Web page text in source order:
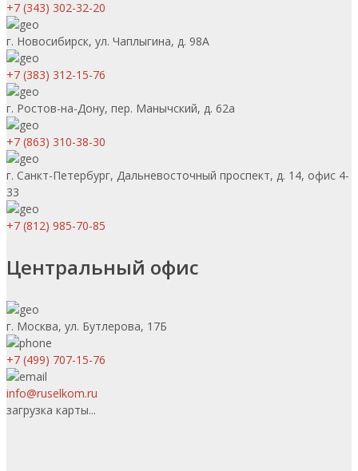
+7 (343) 302-32-20
г. Новосибирск, ул. Чаплыгина, д. 98А
+7 (383) 312-15-76
г. Ростов-на-Дону, пер. Манычский, д. 62а
+7 (863) 310-38-30
г. Санкт-Петербург, Дальневосточный проспект, д. 14, офис 4-
33
+7 (812) 985-70-85
Центральный офис
г. Москва, ул. Бутлерова, 17Б
+7 (499) 707-15-76
info@ruselkom.ru
загрузка карты...